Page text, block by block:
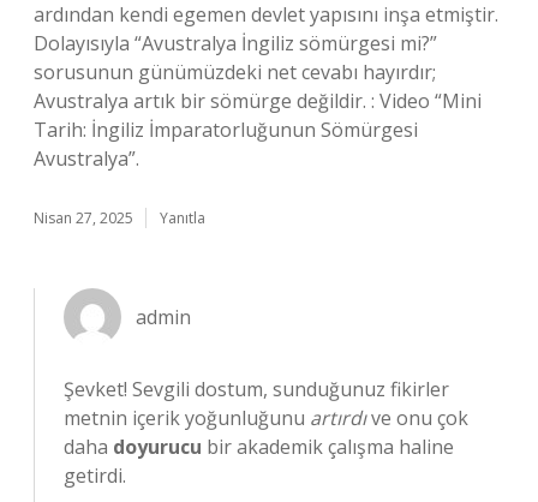
ardından kendi egemen devlet yapısını inşa etmiştir.
Dolayısıyla “Avustralya İngiliz sömürgesi mi?”
sorusunun günümüzdeki net cevabı hayırdır;
Avustralya artık bir sömürge değildir. : Video “Mini
Tarih: İngiliz İmparatorluğunun Sömürgesi
Avustralya”.
Nisan 27, 2025 Yanıtla
admin
Şevket! Sevgili dostum, sunduğunuz fikirler
metnin içerik yoğunluğunu artırdıve onu çok
daha doyurucu bir akademik çalışma haline
getirdi.